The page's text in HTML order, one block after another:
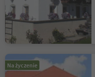
Na życzenie